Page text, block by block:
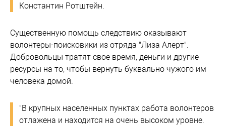
Константин Ротштейн.
Существенную помощь следствию оказывают
волонтеры-поисковики из отряда "Лиза Алерт".
Добровольцы тратят свое время, деньги и другие
ресурсы на то, чтобы вернуть буквально чужого им
человека домой.
"В крупных населенных пунктах работа волонтеров
отлажена и находится на очень высоком уровне.